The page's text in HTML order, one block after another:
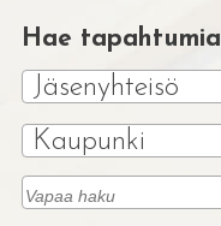
Hae tapahtumia
Jäsenyhteisö
Kaupunki